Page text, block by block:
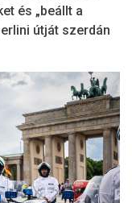
és „beállt a
útját szerdán